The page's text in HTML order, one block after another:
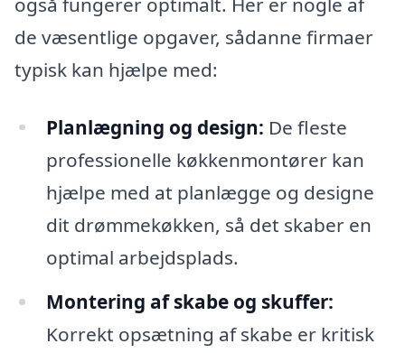
de væsentlige opgaver, sådanne firmaer
typisk kan hjælpe med:
Planlægning og design: De fleste
professionelle køkkenmontører kan
hjælpe med at planlægge og designe
dit drømmekøkken, så det skaber en
optimal arbejdsplads.
Montering af skabe og skuffer:
Korrekt opsætning af skabe er kritisk